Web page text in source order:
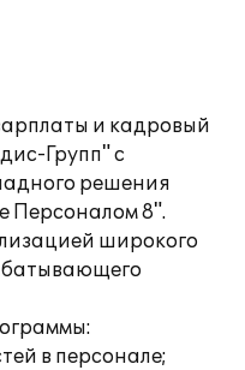
и кадровый
Групп" с
решения
Персоналом 8".
широкого
в персонале;